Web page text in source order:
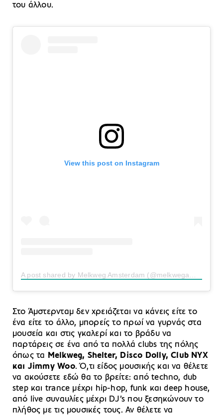
του άλλου.
View this post on Instagram
Στο Άμστερνταμ δεν χρειάζεται να κάνεις είτε το
ένα είτε το άλλο, μπορείς το πρωί να γυρνάς στα
μουσεία και στις γκαλερί και το βράδυ να
παρτάρεις σε ένα από τα πολλά clubs της πόλης
όπως τα Melkweg, Shelter, Disco Dolly, Club NYX
και Jimmy Woo. Ό,τι είδος μουσικής και να θέλετε
να ακούσετε εδώ θα το βρείτε: από techno, dub
step και trance μέχρι hip-hop, funk και deep house,
από live συναυλίες μέχρι DJ’s που ξεσηκώνουν το
πλήθος με τις μουσικές τους. Αν θέλετε να